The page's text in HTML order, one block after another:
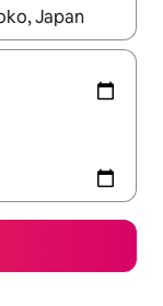
explore-os